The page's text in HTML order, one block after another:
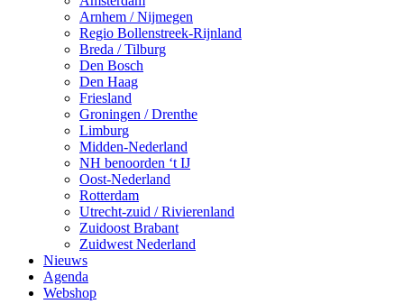
Arnhem / Nijmegen
Regio Bollenstreek-Rijnland
Breda / Tilburg
Den Bosch
Den Haag
Friesland
Groningen / Drenthe
Limburg
Midden-Nederland
NH benoorden ‘t IJ
Oost-Nederland
Rotterdam
Utrecht-zuid / Rivierenland
Zuidoost Brabant
Zuidwest Nederland
Nieuws
Agenda
Webshop